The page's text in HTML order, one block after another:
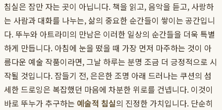
침실은 잠만 자는 곳이 아닙니다. 책을 읽고, 음악을 듣고, 사랑하
는 사람과 대화를 나누는, 삶의 중요한 순간들이 쌓이는 공간입니
다. 뚜누와 아트라미의 만남은 이러한 일상의 순간들을 더욱 특별
하게 만듭니다. 아침에 눈을 떴을 때 가장 먼저 마주하는 것이 아
름다운 예술 작품이라면, 그날 하루는 분명 조금 더 긍정적으로 시
작될 것입니다. 잠들기 전, 은은한 조명 아래 드러나는 쿠션의 섬
세한 드로잉은 복잡했던 마음에 차분한 위로를 건넵니다. 이것이
바로 뚜누가 추구하는 예술적 침실의 진정한 가치입니다. 단순히